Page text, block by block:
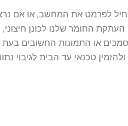
לפרמט את המחשב, או אם
או התמונות החשובים בעת
טכנאי עד הבית לגיבוי